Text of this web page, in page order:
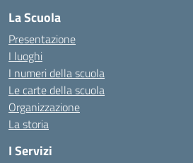
La Scuola
Presentazione
I luoghi
I numeri della scuola
Le carte della scuola
Organizzazione
La storia
I Servizi